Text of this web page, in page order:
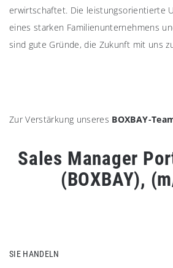
erwirtschaftet. Die leistungsorientierte
eines starken Familienunternehmens
sind gute Gründe, die Zukunft mit uns
Zur Verstärkung unseres BOXBAY-
Sales Manager
(BOXBAY),
SIE HANDELN